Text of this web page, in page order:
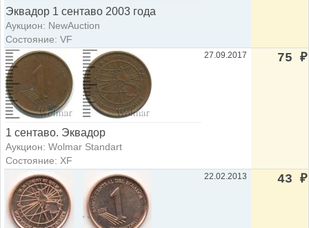
Эквадор 1 сентаво 2003 года
Аукцион: NewAuction
Состояние: VF
1 сентаво. Эквадор
Аукцион: Wolmar Standart
Состояние: XF
27.09.2017 75 ₽
22.02.2013 43 ₽